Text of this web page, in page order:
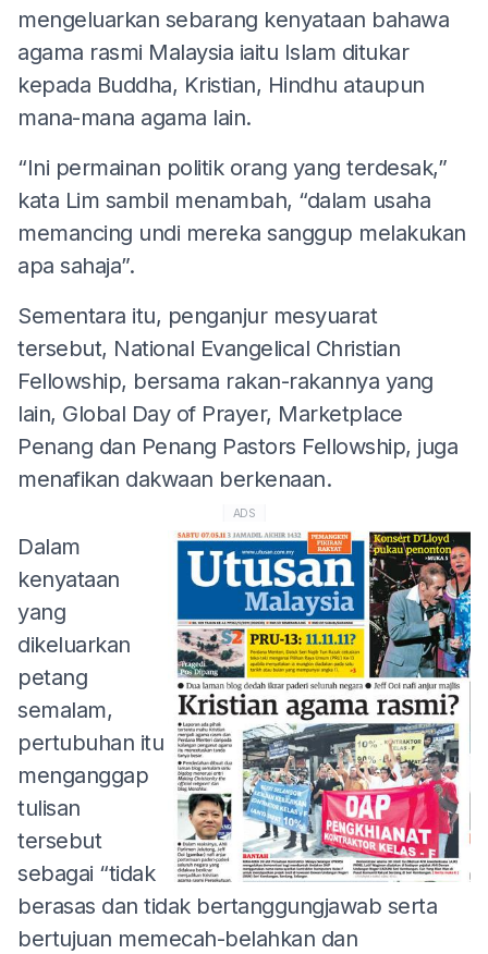
mengeluarkan sebarang kenyataan bahawa
agama rasmi Malaysia iaitu Islam ditukar
kepada Buddha, Kristian, Hindhu ataupun
mana-mana agama lain.
“Ini permainan politik orang yang terdesak,”
kata Lim sambil menambah, “dalam usaha
memancing undi mereka sanggup melakukan
apa sahaja”.
Sementara itu, penganjur mesyuarat
tersebut, National Evangelical Christian
Fellowship, bersama rakan-rakannya yang
lain, Global Day of Prayer, Marketplace
Penang dan Penang Pastors Fellowship, juga
menafikan dakwaan berkenaan.
ADS
Dalam
kenyataan
yang
dikeluarkan
petang
semalam,
pertubuhan itu
menganggap
tulisan
tersebut
sebagai “tidak
berasas dan tidak bertanggungjawab serta
bertujuan memecah-belahkan dan